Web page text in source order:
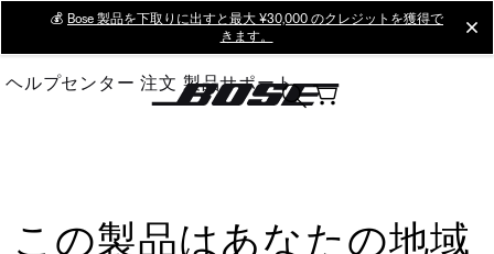
Main
💰 Bose 製品を下取りに出すと最大 ¥30,000 のクレジットを獲得で
きます。
ヘルプセンター 注文 製品サポート
この製品はあなたの地域